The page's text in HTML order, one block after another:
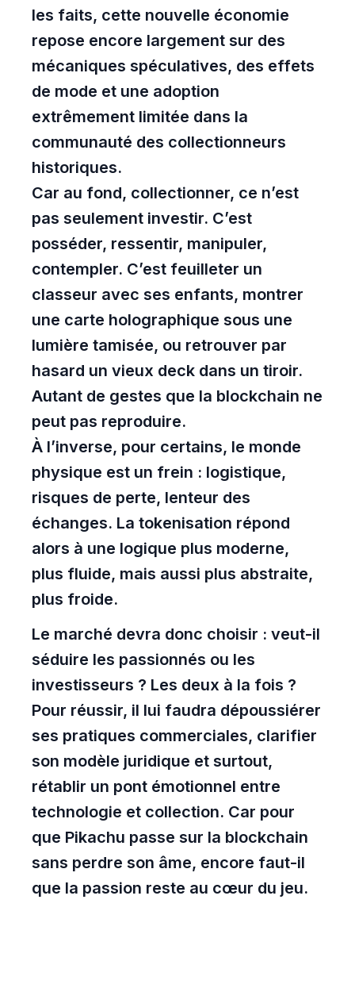
les faits, cette nouvelle économie
repose encore largement sur des
mécaniques spéculatives, des effets
de mode et une adoption
extrêmement limitée dans la
communauté des collectionneurs
historiques.
Car au fond, collectionner, ce n’est
pas seulement investir. C’est
posséder, ressentir, manipuler,
contempler. C’est feuilleter un
classeur avec ses enfants, montrer
une carte holographique sous une
lumière tamisée, ou retrouver par
hasard un vieux deck dans un tiroir.
Autant de gestes que la blockchain ne
peut pas reproduire.
À l’inverse, pour certains, le monde
physique est un frein : logistique,
risques de perte, lenteur des
échanges. La tokenisation répond
alors à une logique plus moderne,
plus fluide, mais aussi plus abstraite,
plus froide.
Le marché devra donc choisir : veut-il
séduire les passionnés ou les
investisseurs ? Les deux à la fois ?
Pour réussir, il lui faudra dépoussiérer
ses pratiques commerciales, clarifier
son modèle juridique et surtout,
rétablir un pont émotionnel entre
technologie et collection. Car pour
que Pikachu passe sur la blockchain
sans perdre son âme, encore faut-il
que la passion reste au cœur du jeu.